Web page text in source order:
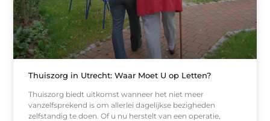
Thuiszorg in Utrecht: Waar Moet U op Letten?
Thuiszorg biedt uitkomst wanneer het niet meer
vanzelfsprekend is om allerlei dagelijkse bezigheden
zelfstandig te doen. Of u nu herstelt van een operatie,